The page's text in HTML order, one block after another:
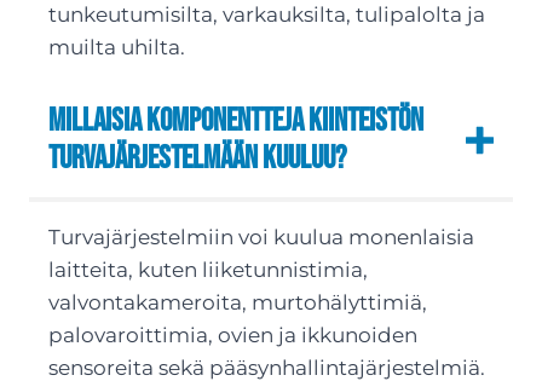
tunkeutumisilta, varkauksilta, tulipalolta ja
muilta uhilta.
Millaisia komponentteja kiinteistön
turvajärjestelmään kuuluu?
Turvajärjestelmiin voi kuulua monenlaisia
laitteita, kuten liiketunnistimia,
valvontakameroita, murtohälyttimiä,
palovaroittimia, ovien ja ikkunoiden
sensoreita sekä pääsynhallintajärjestelmiä.